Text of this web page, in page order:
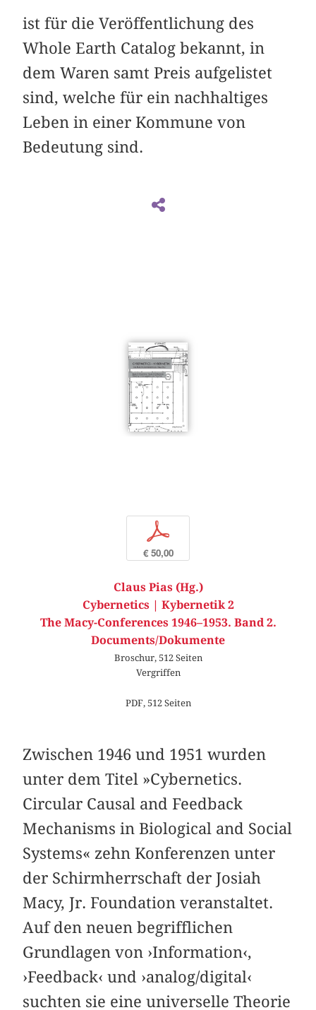
ist für die Veröffentlichung des
Whole Earth Catalog bekannt, in
dem Waren samt Preis aufgelistet
sind, welche für ein nachhaltiges
Leben in einer Kommune von
Bedeutung sind.
p
€ 50,00
Claus Pias (Hg.)
Cybernetics | Kybernetik 2
The Macy-Conferences 1946–1953. Band 2.
Documents/Dokumente
Broschur, 512 Seiten
Vergriffen
PDF, 512 Seiten
Zwischen 1946 und 1951 wurden
unter dem Titel »Cybernetics.
Circular Causal and Feedback
Mechanisms in Biological and Social
Systems« zehn Konferenzen unter
der Schirmherrschaft der Josiah
Macy, Jr. Foundation veranstaltet.
Auf den neuen begrifflichen
Grundlagen von ›Information‹,
›Feedback‹ und ›analog/digital‹
suchten sie eine universelle Theorie